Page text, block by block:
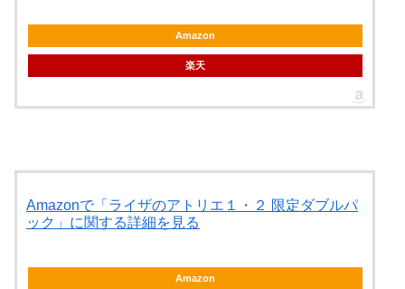
Amazon
楽天
Amazonで「ライザのアトリエ１・２ 限定ダブルパ
ック」に関する詳細を見る
Amazon